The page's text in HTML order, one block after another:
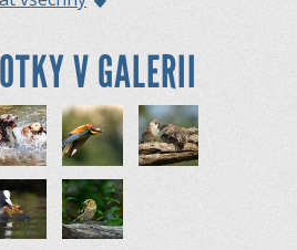
V GALERII